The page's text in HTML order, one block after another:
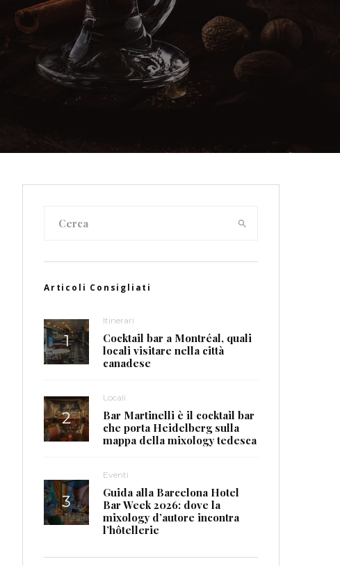
Articoli Consigliati
Itinerari
Cocktail bar a Montréal, quali
locali visitare nella città
canadese
Locali
Bar Martinelli è il cocktail bar
che porta Heidelberg sulla
mappa della mixology tedesca
Eventi
Guida alla Barcelona Hotel
Bar Week 2026: dove la
mixology d’autore incontra
l’hôtellerie